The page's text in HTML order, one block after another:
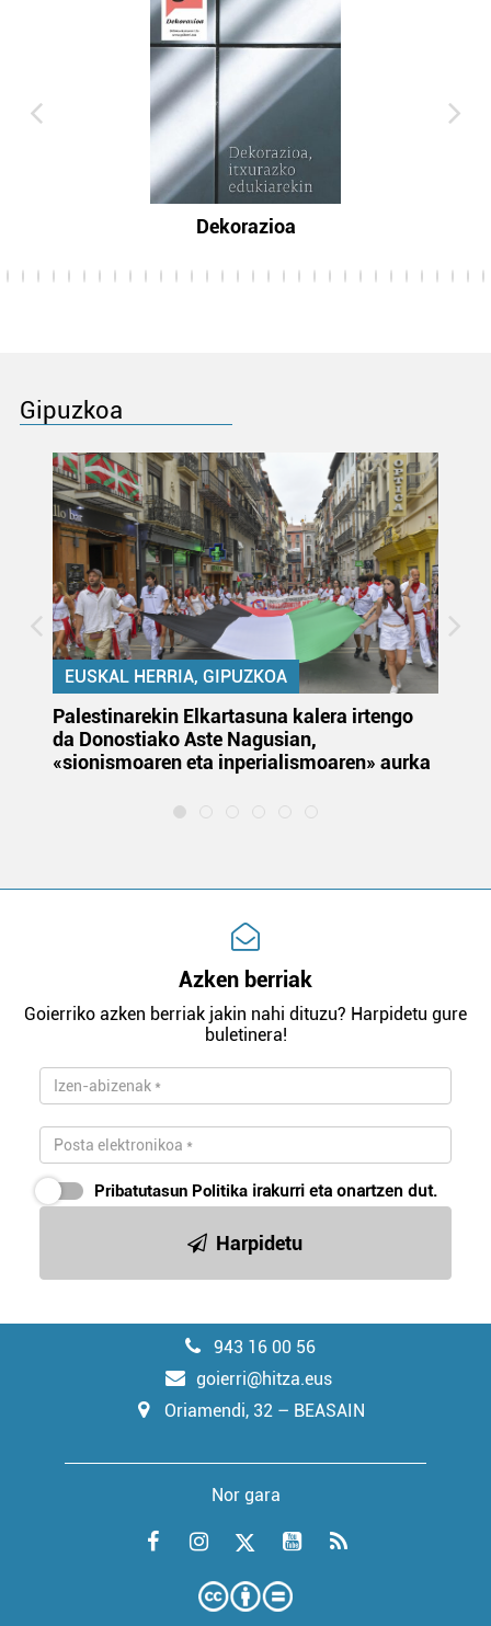
Dekorazioa
Gipuzkoa
EUSKAL HERRIA, GIPUZKOA
Palestinarekin Elkartasuna kalera irtengo
da Donostiako Aste Nagusian,
«sionismoaren eta inperialismoaren» aurka
Azken berriak
Goierriko azken berriak jakin nahi dituzu? Harpidetu gure
buletinera!
Pribatutasun Politika irakurri eta onartzen dut.
Harpidetu
943 16 00 56
goierri@hitza.eus
Oriamendi, 32 – BEASAIN
Nor gara